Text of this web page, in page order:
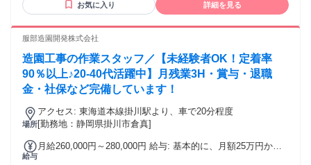
お気に入り 詳細を見る
服部造園開発株式会社
造園工事の作業スタッフ／【未経験者OK！定着率
90％以上♪20-40代活躍中】月残業3H・賞与・退職
金・社保など完備しています！
場所
アクセス: 東海道本線掛川駅より、車で20分程度
[勤務地：静岡県掛川市倉真]
給与
月給260,000円～280,000円 給与: 基本的に、月額25万円から